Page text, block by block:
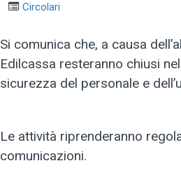
Circolari
Si comunica che, a causa
Edilcassa resteranno chiusi
sicurezza del personale e
Le attività riprenderanno
comunicazioni.